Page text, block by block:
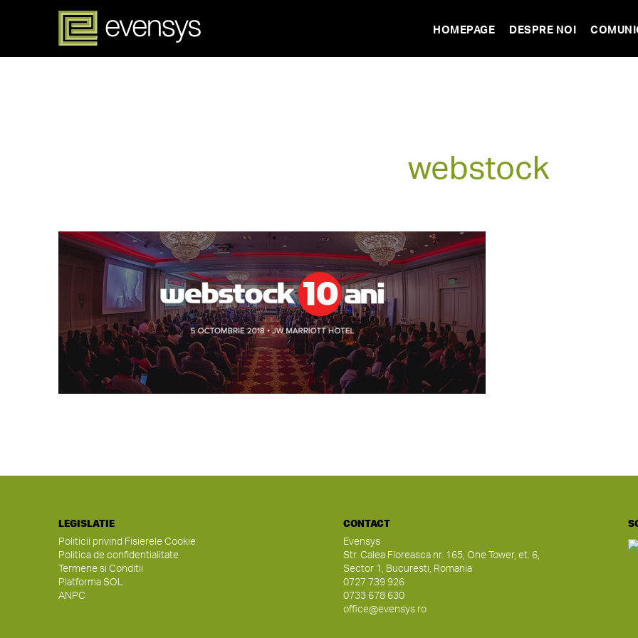
HOMEPAGE DESPRE NOI
webstock
LEGISLATIE
Politicii privind Fisierele Cookie
Politica de confidentialitate
Termene si Conditii
Platforma SOL
ANPC
CONTACT
Evensys
Str. Calea Floreasca nr. 165, One Tower, et. 6,
Sector 1, Bucuresti, Romania
0727 739 926
0733 678 630
office@evensys.ro